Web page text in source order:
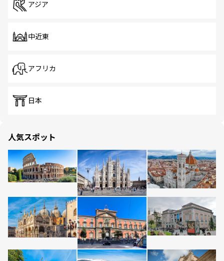
アジア
中近東
アフリカ
日本
人気スポット